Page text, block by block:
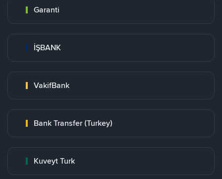
Garanti
İŞBANK
VakifBank
Bank Transfer (Turkey)
Kuveyt Turk